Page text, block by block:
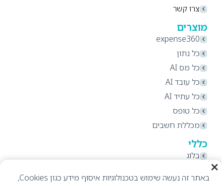
צרו קשר
מוצרים
expense360
כל נתון
כל מס AI
כל עובד AI
כל עתיד AI
כל טופס
מכללת חשבים
כללי
בלוג
באתר זה נעשה שימוש בטכנולוגיות איסוף מידע כגון Cookies,